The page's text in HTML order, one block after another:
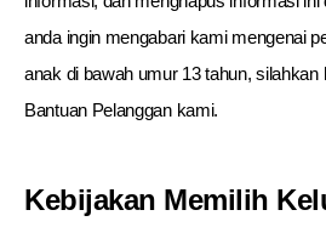
anda ingin mengabari kami mengenai
anak di bawah umur 13 tahun, silahkan
Bantuan Pelanggan kami.
Kebijakan Memilih